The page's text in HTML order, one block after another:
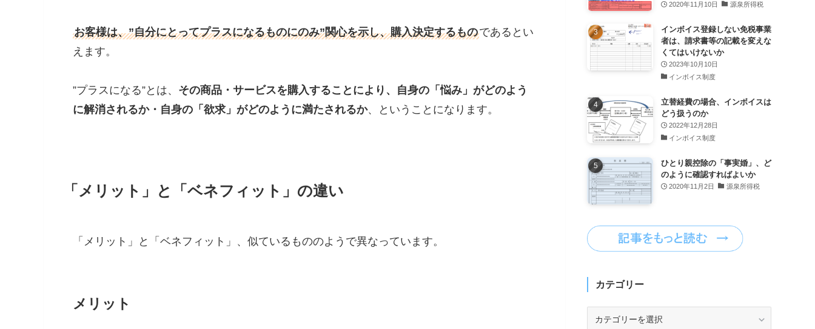
お客様は、”自分にとってプラスになるものにのみ”関心を示し、購入決定するものであるとい
えます。
”プラスになる”とは、 その商品・サービスを購入することにより、自身の「悩み」がどのよう
に解消されるか・自身の「欲求」がどのように満たされるか、ということになります。
「メリット」と「ベネフィット」の違い
「メリット」と「ベネフィット」、似ているもののようで異なっています。
メリット
2020年11月10日 源泉所得税
インボイス登録しない免税事業
者は、請求書等の記載を変えな
くてはいけないか
2023年10月10日
インボイス制度
立替経費の場合、インボイスは
どう扱うのか
2022年12月28日
インボイス制度
ひとり親控除の「事実婚」、ど
のように確認すればよいか
2020年11月2日 源泉所得税
カテゴリー